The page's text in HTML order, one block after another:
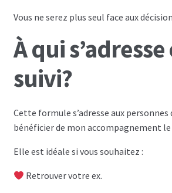
Coaching perso femmes
Vous ne serez plus seul face aux
À qui s’adresse
suivi?
Cette formule s’adresse aux
bénéficier de mon accompagnement
Elle est idéale si vous souhaitez :
Retrouver votre ex.